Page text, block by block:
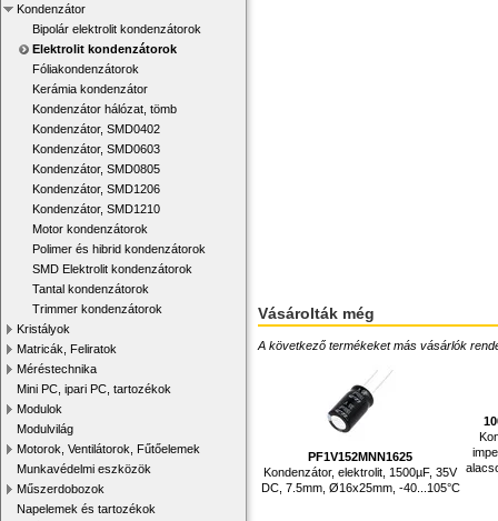
Kondenzátor
Bipolár elektrolit kondenzátorok
Elektrolit kondenzátorok
Fóliakondenzátorok
Kerámia kondenzátor
Kondenzátor hálózat, tömb
Kondenzátor, SMD0402
Kondenzátor, SMD0603
Kondenzátor, SMD0805
Kondenzátor, SMD1206
Kondenzátor, SMD1210
Motor kondenzátorok
Polimer és hibrid kondenzátorok
SMD Elektrolit kondenzátorok
Tantal kondenzátorok
Trimmer kondenzátorok
Kristályok
Matricák, Feliratok
Méréstechnika
Mini PC, ipari PC, tartozékok
Modulok
Modulvilág
Motorok, Ventilátorok, Fűtőelemek
Munkavédelmi eszközök
Műszerdobozok
Napelemek és tartozékok
Vásárolták még
A következő termékeket más vásárlók
PF1V152MNN1625
Kondenzátor, elektrolit, 1500µF, 35V
DC, 7.5mm, Ø16x25mm, -40...105°C